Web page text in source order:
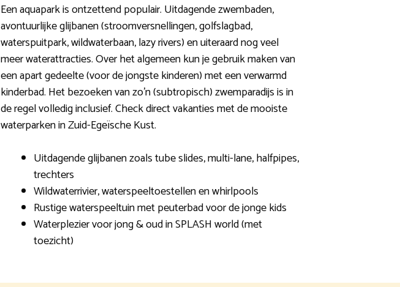
Een aquapark is ontzettend populair. Uitdagende zwembaden,
avontuurlijke glijbanen (stroomversnellingen, golfslagbad,
waterspuitpark, wildwaterbaan, lazy rivers) en uiteraard nog veel
meer waterattracties. Over het algemeen kun je gebruik maken van
een apart gedeelte (voor de jongste kinderen) met een verwarmd
kinderbad. Het bezoeken van zo’n (subtropisch) zwemparadijs is in
de regel volledig inclusief. Check direct vakanties met de mooiste
waterparken in Zuid-Egeïsche Kust.
Uitdagende glijbanen zoals tube slides, multi-lane, halfpipes,
trechters
Wildwaterrivier, waterspeeltoestellen en whirlpools
Rustige waterspeeltuin met peuterbad voor de jonge kids
Waterplezier voor jong & oud in SPLASH world (met
toezicht)